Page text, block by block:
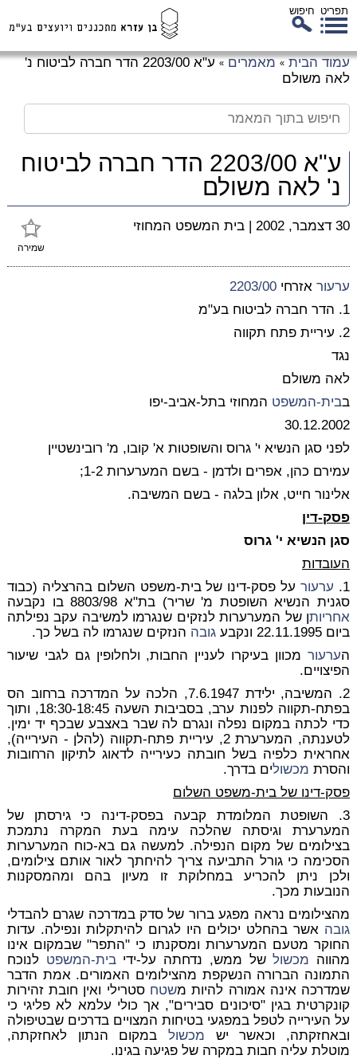
תפריט חיפוש
עמוד הבית » מאמרים »
ע"א 2203/00 הדר חברה לביטוח נ'
לאה משולם
ע"א 2203/00 הדר חברה לביטוח
נ' לאה משולם
שמירה
30 דצמבר, 2002 | בית המשפט המחוזי
ערעוראזרחי 2203/00
1. הדר חברה לביטוח בע"מ
2. עיריית פתח תקווה
נגד
לאה משולם
בבית-המשפט המחוזי בתל-אביב-יפו
30.12.2002
לפני סגן הנשיא י' גרוס והשופטות א' קובו, מ' רובינשטיין
עמירם כהן, אפרים ולדמן - בשם המערערות 1-2;
אלינור חייט, אלון בלגה - בשם המשיבה.
פסק-דין
סגן הנשיא י' גרוס
העובדות
1.
ערעורעל פסק-דינו של בית-משפט השלום בהרצליה (כבוד
סגנית הנשיא השופטת מ' שריר) בת"א 8803/98 בו נקבעה
אחריותן של המערערות לנזקים שנגרמו למשיבה עקב נפילתה
ביום 22.11.1995 ונקבע
גובה הנזקים שנגרמו לה בשל כך.
הערעורמכוון בעיקרו לעניין החבות, ולחלופין גם לגבי שיעור
הפיצויים.
2. המשיבה, ילידת 7.6.1947, הלכה על המדרכה ברחוב הס
בפתח-תקווה לפנות ערב, בסביבות השעה 18:30-18:45, ותוך
כדי לכתה במקום נפלה ונגרם לה שבר באצבע שבכף יד ימין.
לטענתה, המערערת 2, עיריית פתח-תקווה (להלן - העירייה),
אחראית כלפיה בשל חובתה כעירייה לדאוג לתיקון הרחובות
והסרת מכשולים בדרך.
פסק-דינו של בית-משפט השלום
3. השופטת המלומדת קבעה בפסק-דינה כי גירסתן של
המערערת וגיסתה שהלכה עימה בעת המקרה נתמכת
בצילומים של מקום הנפילה. למעשה גם בא-כוח המערערות
הסכימה כי גורל התביעה צריך להיחתך לאור אותם צילומים,
ולכן ניתן להכריע במחלוקת זו מעיון בהם ומהמסקנות
הנובעות מכך.
מהצילומים נראה מפגע ברור של סדק במדרכה שגרם להבדלי
גובה אשר בהחלט יכולים היו לגרום להיתקלות ונפילה. עדות
החוקר מטעם המערערות ומסקנתו כי "התפר" שבמקום אינו
מהווה מכשולשל ממש, נדחתה על-ידיבית-המשפט לנוכח
התמונה הברורה הנשקפת מהצילומים האמורים. אמת הדבר
שמדרכה אינה אמורה להיות משטח סטרילי ואין חובת זהירות
קונקרטית בגין "סיכונים סבירים", אך כולי עלמא לא פליגי כי
על העירייה לטפל במפגעי בטיחות המצויים בדרכים שבטיפולה
ובאחזקתה, וכאשר יש מכשול במקום הנתון לאחזקתה,
מוטלת עליה חבות במקרה של פגיעה בגינו.